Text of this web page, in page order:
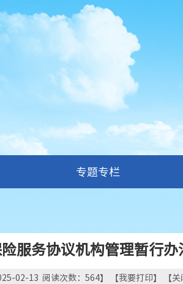
专题专栏
服务协议机构管理暂行
02-13 阅读次数： 564】 【我要打印】 【关